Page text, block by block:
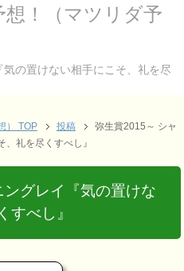
想！（マツリダ予
の置けない相手にこそ、礼を尽
） TOP 投稿
弥生賞2015～ シャ
礼を尽くすべし』
グレイ『気の置けな
すべし』